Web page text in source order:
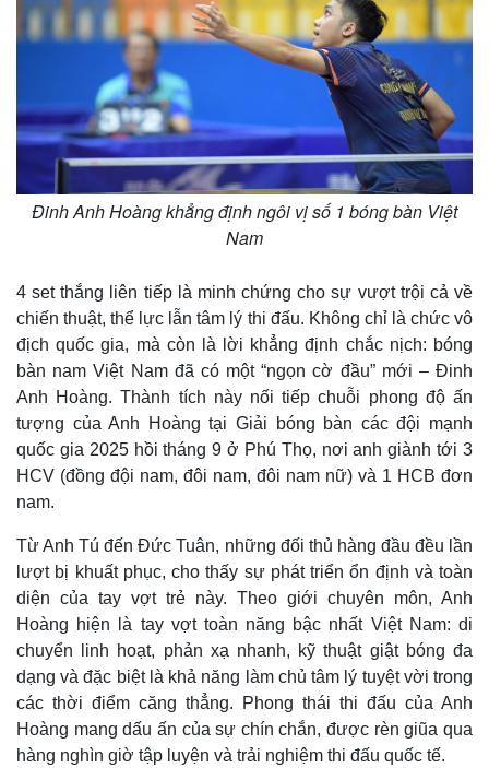
Đinh Anh Hoàng khẳng định ngôi vị số 1 bóng bàn Việt
Nam
4 set thắng liên tiếp là minh chứng cho sự vượt trội cả về
chiến thuật, thể lực lẫn tâm lý thi đấu. Không chỉ là chức vô
địch quốc gia, mà còn là lời khẳng định chắc nịch: bóng
bàn nam Việt Nam đã có một “ngọn cờ đầu” mới – Đinh
Anh Hoàng. Thành tích này nối tiếp chuỗi phong độ ấn
tượng của Anh Hoàng tại Giải bóng bàn các đội mạnh
quốc gia 2025 hồi tháng 9 ở Phú Thọ, nơi anh giành tới 3
HCV (đồng đội nam, đôi nam, đôi nam nữ) và 1 HCB đơn
nam.
Từ Anh Tú đến Đức Tuân, những đối thủ hàng đầu đều lần
lượt bị khuất phục, cho thấy sự phát triển ổn định và toàn
diện của tay vợt trẻ này. Theo giới chuyên môn, Anh
Hoàng hiện là tay vợt toàn năng bậc nhất Việt Nam: di
chuyển linh hoạt, phản xạ nhanh, kỹ thuật giật bóng đa
dạng và đặc biệt là khả năng làm chủ tâm lý tuyệt vời trong
các thời điểm căng thẳng. Phong thái thi đấu của Anh
Hoàng mang dấu ấn của sự chín chắn, được rèn giũa qua
hàng nghìn giờ tập luyện và trải nghiệm thi đấu quốc tế.